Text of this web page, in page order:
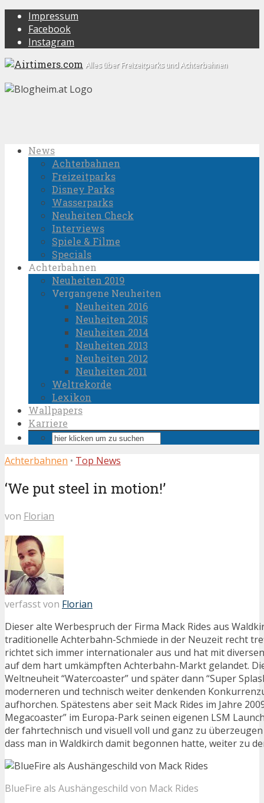
Impressum
Facebook
Instagram
Alles über Freizeitparks und Achterbahnen
News
Achterbahnen
Freizeitparks
Disney Parks
Wasserparks
Neuheiten Check
Interviews
Spiele & Filme
Specials
Achterbahnen
Neuheiten 2019
Vergangene Neuheiten
Neuheiten 2016
Neuheiten 2015
Neuheiten 2014
Neuheiten 2013
Neuheiten 2012
Neuheiten 2011
Weltrekorde
Lexikon
Wallpapers
Karriere
Achterbahnen • Top News
‘We put steel in motion!’
von Florian
verfasst von Florian
Dieser alte Werbespruch der Firma Mack Rides aus
traditionelle Achterbahn-Schmiede in der Neuzeit recht
richtet sich immer internationaler aus und hat mit
auf dem hart umkämpften Achterbahn-Markt gelandet.
Weltneuheit “Watercoaster” und später dann “Super
moderneren und technisch weiter denkenden
aufhorchen. Spätestens aber seit Mack Rides im Jahre
Megacoaster” im Europa-Park seinen eigenen LSM
der fahrtechnisch und visuell voll und ganz zu
dass man in Waldkirch damit begonnen hatte, weiter zu
BlueFire als Aushängeschild von Mack Rides